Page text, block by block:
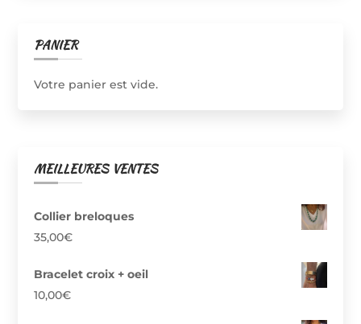
PANIER
Votre panier est vide.
MEILLEURES VENTES
Collier breloques
35,00€
Bracelet croix + oeil
10,00€